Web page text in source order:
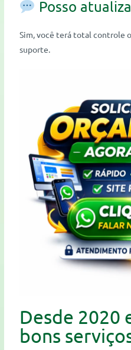
Posso
Sim, você terá total controle
suporte.
Desde 2020
bons